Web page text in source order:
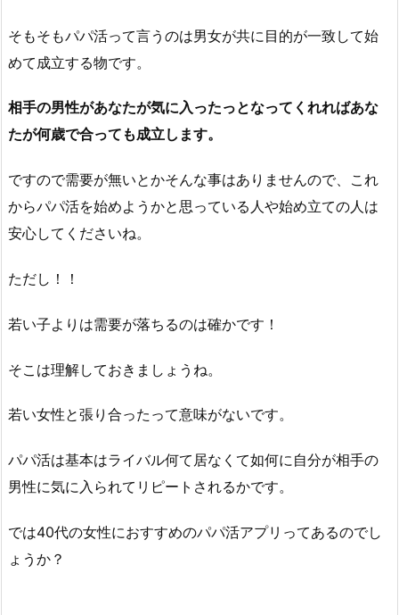
そもそもパパ活って言うのは男女が共に目的が一致して始
めて成立する物です。
相手の男性があなたが気に入ったっとなってくれればあな
たが何歳で合っても成立します。
ですので需要が無いとかそんな事はありませんので、これ
からパパ活を始めようかと思っている人や始め立ての人は
安心してくださいね。
ただし！！
若い子よりは需要が落ちるのは確かです！
そこは理解しておきましょうね。
若い女性と張り合ったって意味がないです。
パパ活は基本はライバル何て居なくて如何に自分が相手の
男性に気に入られてリピートされるかです。
では40代の女性におすすめのパパ活アプリってあるのでし
ょうか？